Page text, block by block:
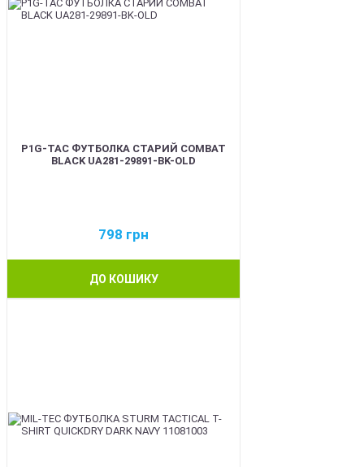
P1G-TAC ФУТБОЛКА СТАРИЙ COMBAT
BLACK UA281-29891-BK-OLD
798 грн
ДО КОШИКУ